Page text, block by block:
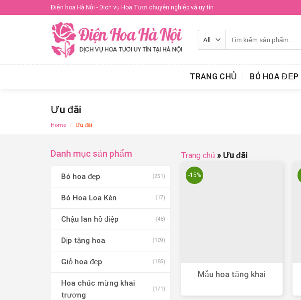
to
Điện hoa Hà Nội - Dịch vụ Hoa Tươi chuyên nghiệp và uy tín
for:
TRANG CHỦ BÓ HOA ĐẸP
Ưu đãi
Home / Ưu đãi
Danh mục sản phẩm
Bó hoa đẹp (251)
Bó Hoa Loa Kèn (17)
Chậu lan hồ điệp (48)
Dịp tặng hoa (109)
Giỏ hoa đẹp (185)
Hoa chúc mừng khai
trương
(171)
Trang chủ » Ưu đãi
-15%
Mẫu hoa tặng khai